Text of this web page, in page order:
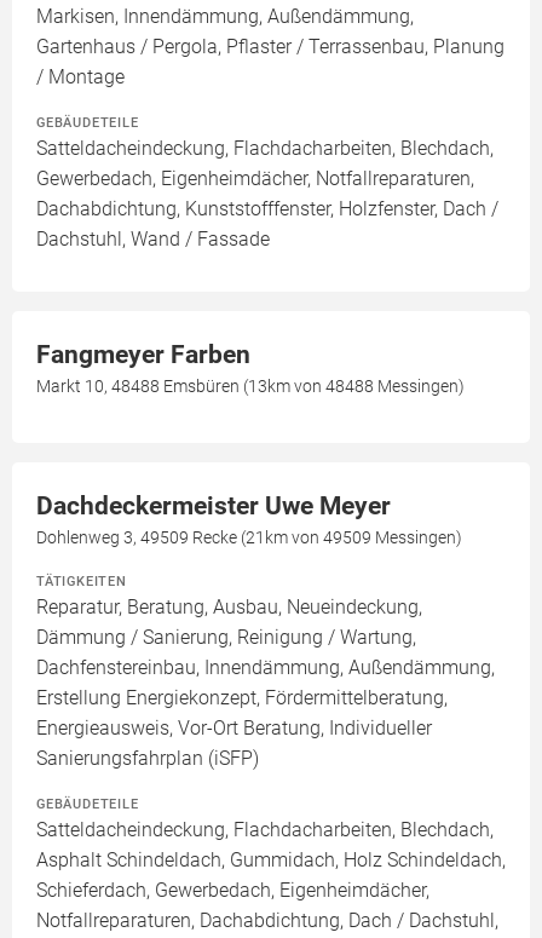
Markisen, Innendämmung, Außendämmung,
Gartenhaus / Pergola, Pflaster / Terrassenbau, Planung
/ Montage
GEBÄUDETEILE
Satteldacheindeckung, Flachdacharbeiten, Blechdach,
Gewerbedach, Eigenheimdächer, Notfallreparaturen,
Dachabdichtung, Kunststofffenster, Holzfenster, Dach /
Dachstuhl, Wand / Fassade
Fangmeyer Farben
Markt 10, 48488 Emsbüren (13km von 48488 Messingen)
Dachdeckermeister Uwe Meyer
Dohlenweg 3, 49509 Recke (21km von 49509 Messingen)
TÄTIGKEITEN
Reparatur, Beratung, Ausbau, Neueindeckung,
Dämmung / Sanierung, Reinigung / Wartung,
Dachfenstereinbau, Innendämmung, Außendämmung,
Erstellung Energiekonzept, Fördermittelberatung,
Energieausweis, Vor-Ort Beratung, Individueller
Sanierungsfahrplan (iSFP)
GEBÄUDETEILE
Satteldacheindeckung, Flachdacharbeiten, Blechdach,
Asphalt Schindeldach, Gummidach, Holz Schindeldach,
Schieferdach, Gewerbedach, Eigenheimdächer,
Notfallreparaturen, Dachabdichtung, Dach / Dachstuhl,